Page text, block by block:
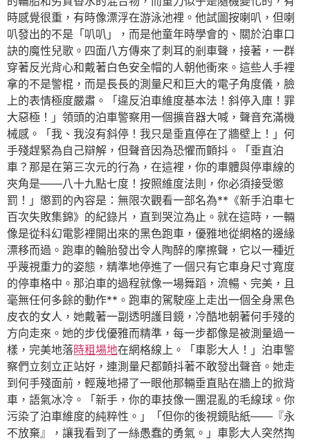
時感覺很重，有時像漂浮在游泳池裡。他試圖按喇叭，但喇
叭發出的不是「叭叭」，而是他童年時學會的、關於泊車口
訣的魔性兒歌。四面八方傳來了刺耳的剎車聲，接著，一群
穿著反光背心和戴著白色安全帽的人朝他衝來。這些人手裡
拿的不是警棍，而是長長的測量尺和巨大的電子角度儀，臉
上的表情極度嚴肅。「違反泊車維度基本法！斜停入庫！罪
大惡極！」領頭的泊車警察用一個擴音器大喊，聲音充滿機
械感。「我、我沒有斜停！我只是垂直停在了牆壁上！」何
手殘趕緊為自己辯解，但聲音因為恐懼而顫抖。「垂直泊
車？那是在第三次元的行為，在這裡，你的車體與停車線的
夾角是——八十九點七度！按照維度法則，你必須接受懲
罰！」懲罰的內容是：無限次觀看一部名為**《新手泊車七
百次失敗集錦》的紀錄片，直到哭泣為止。就在這時，一輛
像是從科幻電影裡開出來的黑色跑車，優雅地從網格的邊緣
漂移而過。跑車的輪胎發出令人陶醉的摩擦聲，它以一種近
乎蔑視重力的姿態，精準地停進了一個只有它車身尺寸寬度
的停車格中。那泊車的過程就像一場舞蹈，流暢、完美，且
毫無任何多餘的動作**。跑車的駕駛座上走出一個全身黑色
皮衣的女人，她戴著一副透明護目鏡，冷酷地朝著何手殘的
方向走來。她的步伐優雅而精準，每一步都像是被測量過一
樣，完美地落時租場地在網格線上。「車影大人！」泊車警
察們立刻立正站好，連測量尺都顫抖著不敢發出聲音。她走
到何手殘面前，輕蔑地掃了一眼他那輛垂直貼在牆上的掀背
車，語氣冰冷。「新手，你的車技像一團混亂的毛線球。你
污染了泊車維度的純粹性。」「但你的後視鏡貼紙——『永
不放棄』，讓我看到了一絲愚蠢的勇氣。」車影大人突然掏